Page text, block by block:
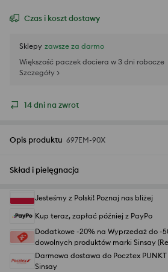
Czas i koszt dostawy
Sklepy zawsze za darmo
Większość paczek dociera w 3 dni robocze
Szczegóły >
14 dni na zwrot
Opis produktu 697EM-90X
Skład i pielęgnacja
Jesteśmy z Polski! Poznaj nas bliżej
Kup teraz, zapłać później z PayPo
Dodatkowe -20% na Wyprzedaż do -
dowolnych produktów marki Sinsay
Darmowa dostawa do Pocztex
Sinsay